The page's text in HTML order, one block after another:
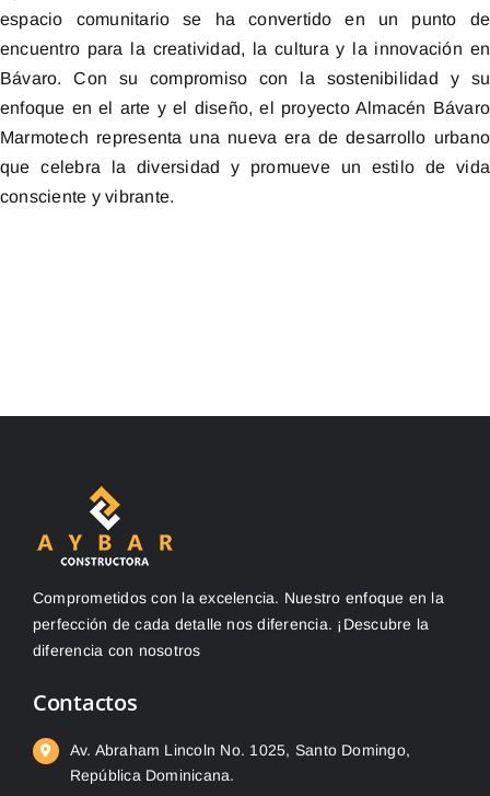
espacio comunitario se ha convertido en un punto de
encuentro para la creatividad, la cultura y la innovación en
Bávaro. Con su compromiso con la sostenibilidad y su
enfoque en el arte y el diseño, el proyecto Almacén Bávaro
Marmotech representa una nueva era de desarrollo urbano
que celebra la diversidad y promueve un estilo de vida
consciente y vibrante.
Comprometidos con la excelencia. Nuestro enfoque en la
perfección de cada detalle nos diferencia. ¡Descubre la
diferencia con nosotros
Contactos
Av. Abraham Lincoln No. 1025, Santo Domingo,
República Dominicana.